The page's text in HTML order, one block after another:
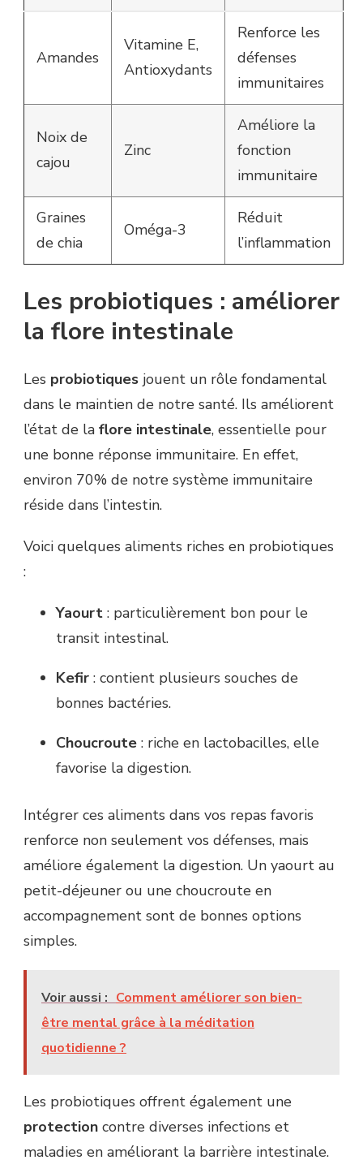
Amandes
Vitamine E,
Antioxydants
Renforce les
défenses
immunitaires
Noix de
cajou
Zinc
Améliore la
fonction
immunitaire
Graines
de chia
Oméga-3
Réduit
l’inflammation
Les probiotiques : améliorer
la flore intestinale
Les probiotiques jouent un rôle fondamental
dans le maintien de notre santé. Ils améliorent
l’état de la flore intestinale, essentielle pour
une bonne réponse immunitaire. En effet,
environ 70% de notre système immunitaire
réside dans l’intestin.
Voici quelques aliments riches en probiotiques
:
Yaourt : particulièrement bon pour le
transit intestinal.
Kefir : contient plusieurs souches de
bonnes bactéries.
Choucroute : riche en lactobacilles, elle
favorise la digestion.
Intégrer ces aliments dans vos repas favoris
renforce non seulement vos défenses, mais
améliore également la digestion. Un yaourt au
petit-déjeuner ou une choucroute en
accompagnement sont de bonnes options
simples.
Voir aussi : Comment améliorer son bien-
être mental grâce à la méditation
quotidienne ?
Les probiotiques offrent également une
protection contre diverses infections et
maladies en améliorant la barrière intestinale.